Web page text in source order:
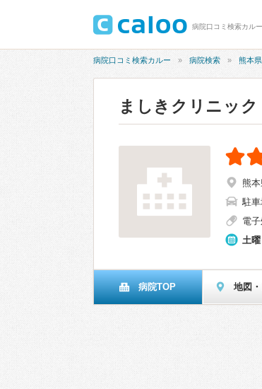
病院口コミ検索カル
病院口コミ検索カルー 病院検索 熊本県
ましきクリニック
熊
駐車
電
土
病院TOP 地図